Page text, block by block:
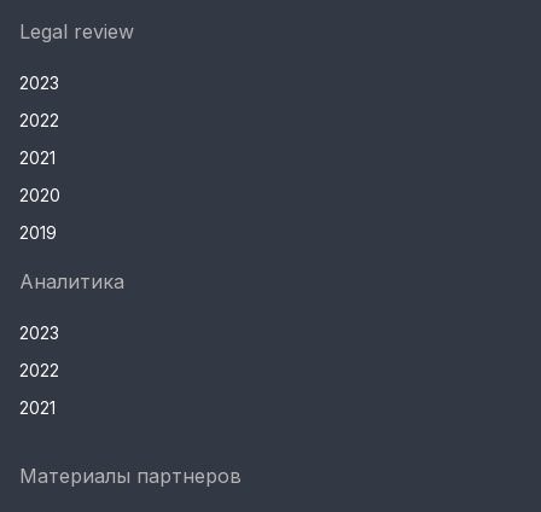
Legal review
2023
2022
2021
2020
2019
Аналитика
2023
2022
2021
Материалы партнеров